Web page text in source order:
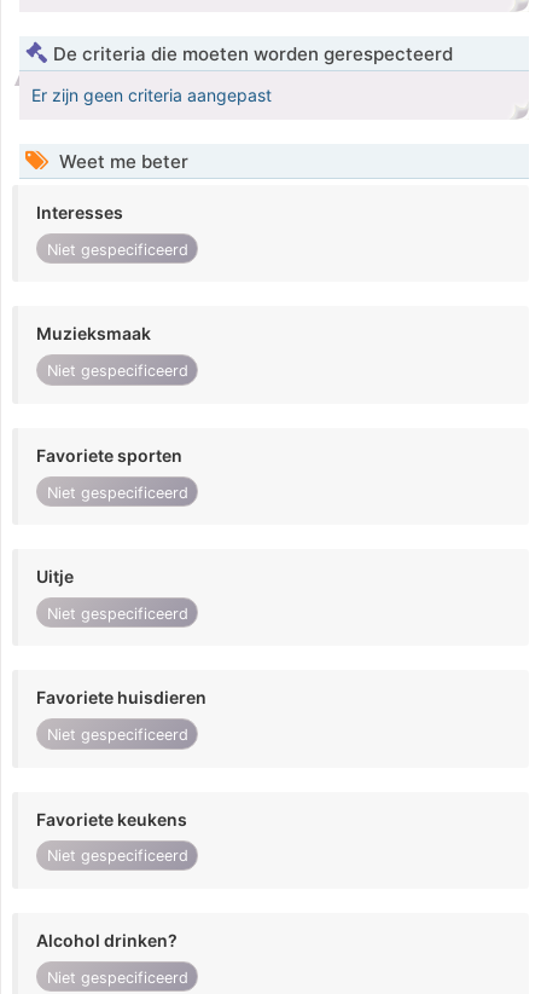
De criteria die moeten worden gerespecteerd
Er zijn geen criteria aangepast
Weet me beter
Interesses
Niet gespecificeerd
Muzieksmaak
Niet gespecificeerd
Favoriete sporten
Niet gespecificeerd
Uitje
Niet gespecificeerd
Favoriete huisdieren
Niet gespecificeerd
Favoriete keukens
Niet gespecificeerd
Alcohol drinken?
Niet gespecificeerd